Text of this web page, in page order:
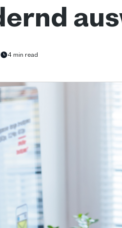
4 min read